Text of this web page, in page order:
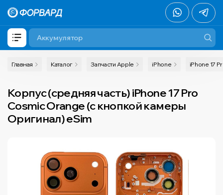
Главная Каталог Запчасти Apple iPhone iPhone 17
Корпус (средняя часть) iPhone 17 Pro
Cosmic Orange (с кнопкой камеры
Оригинал) eSim